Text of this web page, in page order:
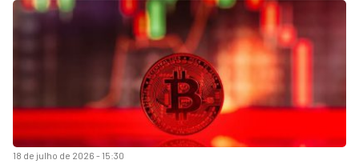
18 de julho de 2026 - 15:30